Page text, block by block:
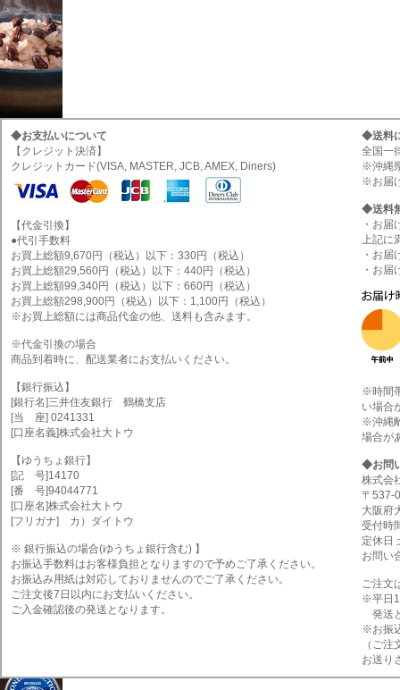
◆お支払いについて
【クレジット決済】
クレジットカード(VISA, MASTER, JCB, AMEX, Diners)
【代金引換】
●代引手数料
お買上総額9,670円（税込）以下：330円（税込）
お買上総額29,560円（税込）以下：440円（税込）
お買上総額99,340円（税込）以下：660円（税込）
お買上総額298,900円（税込）以下：1,100円（税込）
※お買上総額には商品代金の他、送料も含みます。
※代金引換の場合
商品到着時に、配送業者にお支払いください。
【銀行振込】
[銀行名]三井住友銀行 鶴橋支店
[当 座] 0241331
[口座名義]株式会社大トウ
【ゆうちょ銀行】
[記 号]14170
[番 号]94044771
[口座名]株式会社大トウ
[フリガナ] カ）ダイトウ
※ 銀行振込の場合(ゆうちょ銀行含む) 】
お振込手数料はお客様負担となりますので予めご了承ください。
お振込み用紙は対応しておりませんのでご了承ください。
ご注文後7日以内にお支払いください。
ご入金確認後の発送となります。
◆送料
全国一
※沖縄
※お届
◆送料
・お
上記に
・お
・お
※時間
い場合
※沖縄
場合が
◆お問
株式会
〒537-
大阪府
受付時
定休日
お問い
ご注文
※平日
発送
※お振
（ご
お送り